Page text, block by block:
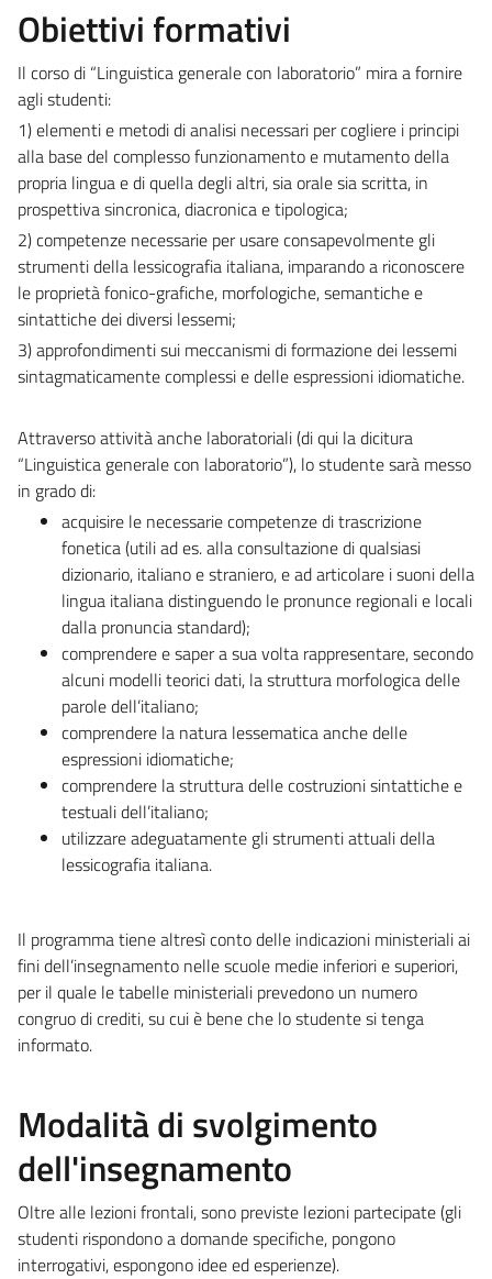
Obiettivi formativi
Il corso di “Linguistica generale con laboratorio” mira a fornire
agli studenti:
1) elementi e metodi di analisi necessari per cogliere i principi
alla base del complesso funzionamento e mutamento della
propria lingua e di quella degli altri, sia orale sia scritta, in
prospettiva sincronica, diacronica e tipologica;
2) competenze necessarie per usare consapevolmente gli
strumenti della lessicografia italiana, imparando a riconoscere
le proprietà fonico-grafiche, morfologiche, semantiche e
sintattiche dei diversi lessemi;
3) approfondimenti sui meccanismi di formazione dei lessemi
sintagmaticamente complessi e delle espressioni idiomatiche.
Attraverso attività anche laboratoriali (di qui la dicitura
“Linguistica generale con laboratorio”), lo studente sarà messo
in grado di:
acquisire le necessarie competenze di trascrizione
fonetica (utili ad es. alla consultazione di qualsiasi
dizionario, italiano e straniero, e ad articolare i suoni della
lingua italiana distinguendo le pronunce regionali e locali
dalla pronuncia standard);
comprendere e saper a sua volta rappresentare, secondo
alcuni modelli teorici dati, la struttura morfologica delle
parole dell’italiano;
comprendere la natura lessematica anche delle
espressioni idiomatiche;
comprendere la struttura delle costruzioni sintattiche e
testuali dell’italiano;
utilizzare adeguatamente gli strumenti attuali della
lessicografia italiana.
Il programma tiene altresì conto delle indicazioni ministeriali ai
fini dell’insegnamento nelle scuole medie inferiori e superiori,
per il quale le tabelle ministeriali prevedono un numero
congruo di crediti, su cui è bene che lo studente si tenga
informato.
Modalità di svolgimento
dell'insegnamento
Oltre alle lezioni frontali, sono previste lezioni partecipate (gli
studenti rispondono a domande specifiche, pongono
interrogativi, espongono idee ed esperienze).